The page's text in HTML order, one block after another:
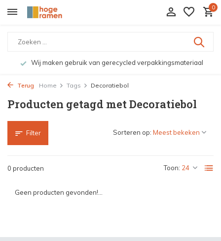
0
Wij maken gebruik van gerecycled verpakkingsmateriaal
Terug Home Tags Decoratiebol
Producten getagd met Decoratiebol
Filter
0 producten Toon:
Sorteren op:
Geen producten gevonden!...